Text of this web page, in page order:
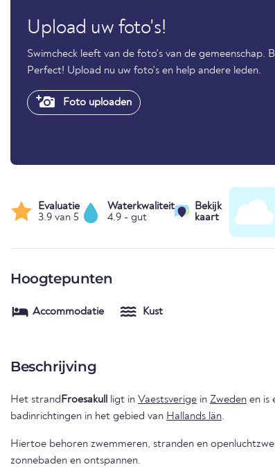
Upload uw foto's!
Swimcheck leeft van de foto's van de gemeenschap.
Perfect! Upload nu uw foto's en help andere leden.
Foto uploaden
Evaluatie
3.9 van 5
Waterkwaliteit
4.9 - gut
Bekijk
kaart
Hoogtepunten
Accommodatie Kust
Beschrijving
Het strand Froesakull ligt in Vaestsverige in Zweden en is
badinrichtingen in het gebied van Hallands län.
Hiertoe behoren zwemmeren, stranden en
zonnebaden en ontspannen.